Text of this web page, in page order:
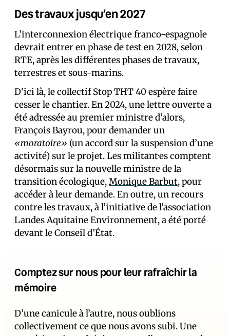
Des travaux jusqu’en 2027
L’interconnexion électrique franco-espagnole
devrait entrer en phase de test en 2028, selon
RTE, après les différentes phases de travaux,
terrestres et sous-marins.
D’ici là, le collectif Stop THT 40 espère faire
cesser le chantier. En 2024, une lettre ouverte a
été adressée au premier ministre d’alors,
François Bayrou, pour demander un
«moratoire» (un accord sur la suspension d’une
activité) sur le projet. Les militant·es comptent
désormais sur la nouvelle ministre de la
transition écologique,Monique Barbut, pour
accéder à leur demande. En outre, un recours
contre les travaux, à l’initiative de l’association
Landes Aquitaine Environnement, a été porté
devant le Conseil d’État.
Comptez sur nous pour leur rafraîchir la
mémoire
D’une canicule à l’autre, nous oublions
collectivement ce que nous avons subi. Une